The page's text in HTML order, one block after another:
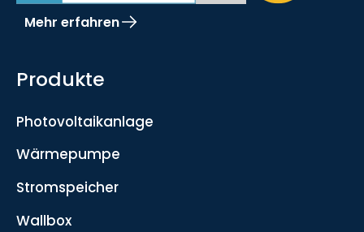
Mehr erfahren
Produkte
Photovoltaikanlage
Wärmepumpe
Stromspeicher
Wallbox